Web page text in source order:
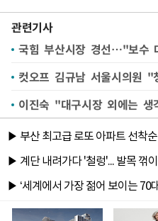
관련기사
컷오프 김규남 서울시의원